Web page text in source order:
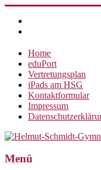
Inhalt
springen
Home
eduPort
Vertretungsplan
iPads am HSG
Kontaktformular
Impressum
Helmut-
Menü